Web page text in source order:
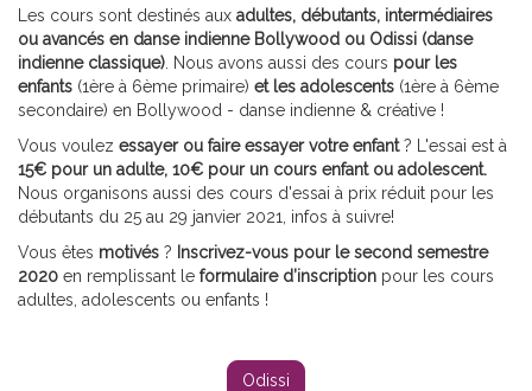
Les cours sont destinés aux adultes, débutants, intermédiaires
ou avancés en danse indienne Bollywood ou Odissi (danse
indienne classique) . Nous avons aussi des cours pour les
enfants (1ère à 6ème primaire) et les adolescents (1ère à 6ème
secondaire) en Bollywood - danse indienne & créative !
Vous voulez essayer ou faire essayer votre enfant? L'essai est à
15€ pour un adulte, 10€ pour un cours enfant ou adolescent.
Nous organisons aussi des cours d'essai à prix réduit pour les
débutants du 25 au 29 janvier 2021, infos à suivre!
Vous êtes motivés ? Inscrivez-vous pour le second semestre
2020 en remplissant le formulaire d’inscription pour les cours
adultes, adolescents ou enfants !
Odissi